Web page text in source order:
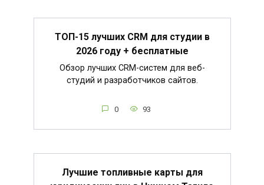
ТОП-15 лучших CRM для студии в
2026 году + бесплатные
Обзор лучших CRM-систем для веб-
студий и разработчиков сайтов.
0 93
Лучшие топливные карты для